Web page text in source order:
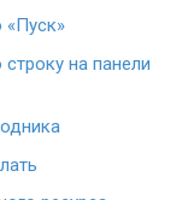
«Пуск»
на панели